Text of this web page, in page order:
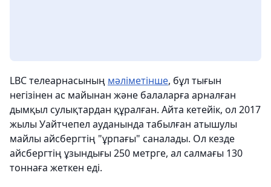
LBC телеарнасының мәліметінше, бұл тығын
негізінен ас майынан және балаларға арналған
дымқыл сулықтардан құралған. Айта кетейік, ол 2017
жылы Уайтчепел ауданында табылған атышулы
майлы айсбергтің "ұрпағы" саналады. Ол кезде
айсбергтің ұзындығы 250 метрге, ал салмағы 130
тоннаға жеткен еді.